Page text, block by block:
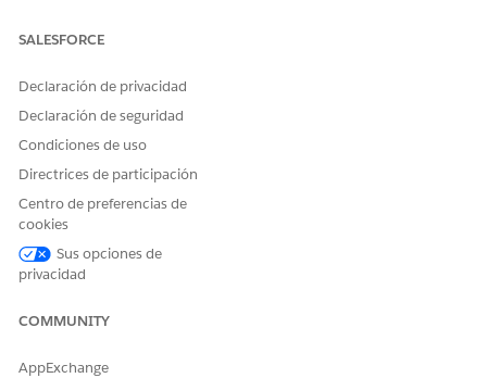
SALESFORCE
Declaración de privacidad
Declaración de seguridad
Condiciones de uso
Directrices de participación
Centro de preferencias de
cookies
Sus opciones de
privacidad
COMMUNITY
AppExchange